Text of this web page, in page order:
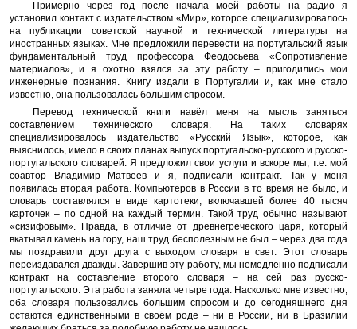
Примерно через год после начала моей работы на радио я
установил контакт с издательством «Мир», которое специализировалось
на публикации советской научной и технической литературы на
иностранных языках. Мне предложили перевести на португальский язык
фундаментальный труд профессора Феодосьева «Сопротивление
материалов», и я охотно взялся за эту работу – пригодились мои
инженерные познания. Книгу издали в Португалии и, как мне стало
известно, она пользовалась большим спросом.
Перевод технической книги навёл меня на мысль заняться
составлением технического словаря. На таких словарях
специализировалось издательство «Русский Язык», которое, как
выяснилось, имело в своих планах выпуск португальско-русского и русско-
португальского словарей. Я предложил свои услуги и вскоре мы, т.е. мой
соавтор Владимир Матвеев и я, подписали контракт. Так у меня
появилась вторая работа. Компьютеров в России в то время не было, и
словарь составлялся в виде картотеки, включавшей более 40 тысяч
карточек – по одной на каждый термин. Такой труд обычно называют
«сизифовым». Правда, в отличие от древнегреческого царя, который
вкатывал камень на гору, наш труд бесполезным не был – через два года
мы поздравили друг друга с выходом словаря в свет. Этот словарь
переиздавался дважды. Завершив эту работу, мы немедленно подписали
контракт на составление второго словаря – на сей раз русско-
португальского. Эта работа заняла четыре года. Насколько мне известно,
оба словаря пользовались большим спросом и до сегодняшнего дня
остаются единственными в своём роде – ни в России, ни в Бразилии